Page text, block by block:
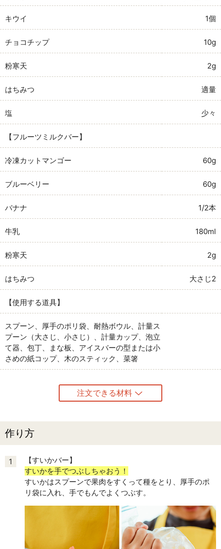
キウイ 1個
チョコチップ 10g
粉寒天 2g
はちみつ 適量
塩 少々
【フルーツミルクバー】
冷凍カットマンゴー 60g
ブルーベリー 60g
バナナ 1/2本
牛乳 180ml
粉寒天 2g
はちみつ 大さじ2
【使用する道具】
スプーン、厚手のポリ袋、耐熱ボウル、計量ス
プーン（大さじ、小さじ）、計量カップ、泡立
て器、包丁、まな板、アイスバーの型または小
さめの紙コップ、木のスティック、菜箸
注文できる材料
作り方
1
【すいかバー】
すいかを手でつぶしちゃおう！
すいかはスプーンで果肉をすくって種をとり、厚手のポ
リ袋に入れ、手でもんでよくつぶす。